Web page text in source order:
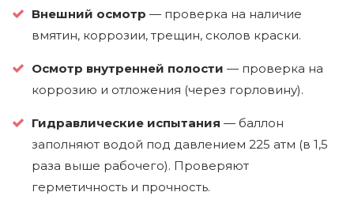
Внешний осмотр — проверка на наличие
вмятин, коррозии, трещин, сколов краски.
Осмотр внутренней полости — проверка на
коррозию и отложения (через горловину).
Гидравлические испытания — баллон
заполняют водой под давлением 225 атм (в 1,5
раза выше рабочего). Проверяют
герметичность и прочность.